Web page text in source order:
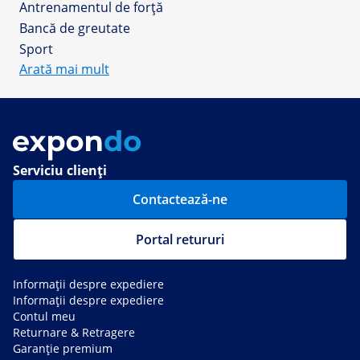
Antrenamentul de forță
Bancă de greutate
Sport
Arată mai mult
Serviciu clienți
Contactează-ne
Portal retururi
Informații despre expediere
Informații despre expediere
Contul meu
Returnare & Retragere
Garanție premium